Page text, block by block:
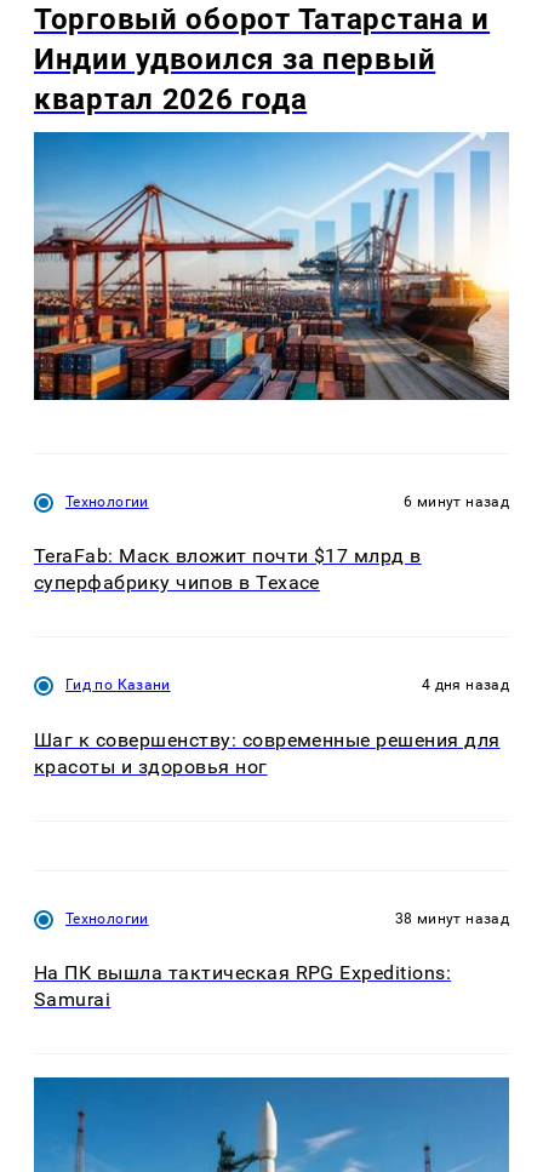
Торговый оборот Татарстана и
Индии удвоился за первый
квартал 2026 года
Технологии 6 минут назад
TeraFab: Маск вложит почти $17 млрд в
суперфабрику чипов в Техасе
Гид по Казани 4 дня назад
Шаг к совершенству: современные решения для
красоты и здоровья ног
Технологии 38 минут назад
На ПК вышла тактическая RPG Expeditions:
Samurai